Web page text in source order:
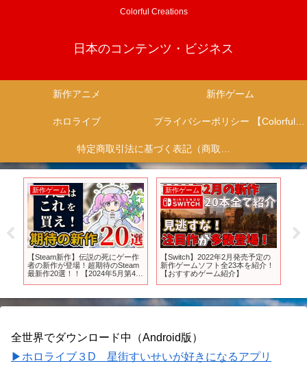
Colorful Creations
日本のコンテンツ・ビジネス
新作アニメ 新作ゲーム
ホロライブ プライバシーポリシー 【Colorful Creation】
特定商取引法に基づく表記（商取引に関する開示）
新作ゲーム
【Steam新作】伝説の死にゲー作
者の新作が登場！超期待のSteam
最新作20選！！【2024年5月第4
新作ゲーム
【Switch】2022年2月発売予定の
新作ゲームソフト全23本を紹介！
【おすすめゲーム紹介】
全世界でダウンロード中（Android版）
▶ホロライブ３D 星街すいせいが好きになるアプリ